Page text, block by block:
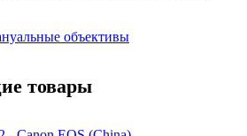
объективы
товары